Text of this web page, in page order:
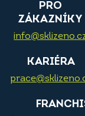
PRO
ZÁKAZNÍKY
KARIÉRA